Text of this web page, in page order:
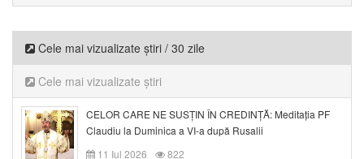
Cele mai vizualizate știri / 30 zile
Cele mai vizualizate știri
CELOR CARE NE SUSȚIN ÎN CREDINȚĂ: Meditația PF
Claudiu la Duminica a VI-a după Rusalii
11 Iul 2026
822